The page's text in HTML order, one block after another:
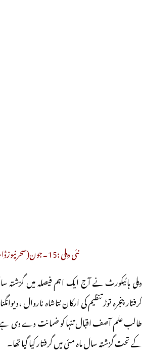
نئی دہلی :15۔جون(سحرنیوزڈاٹ کام)
دہلی ہائیکورٹ نے آج ایک اہم فیصلہ میں گزشتہ
گرفتار پنجرہ توڑ تنظیم کی ارکان نتاشاہ ناروال
طالب علم آصف اقبال تنہا کو ضمانت دے دی
کے تحت گزشتہ سال ماہ مئی میں گرفتار کیا گیا تھا۔